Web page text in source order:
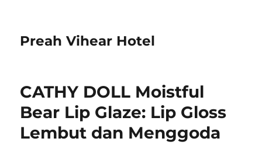
Preah Vihear Hotel
CATHY DOLL Moistful
Bear Lip Glaze: Lip Gloss
Lembut dan Menggoda